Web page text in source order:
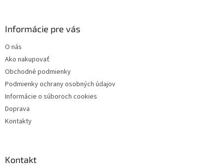
Informácie pre vás
O nás
Ako nakupovať
Obchodné podmienky
Podmienky ochrany osobných údajov
Informácie o súboroch cookies
Doprava
Kontakty
Kontakt